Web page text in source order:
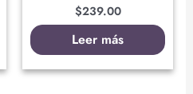
$239.00
Leer más